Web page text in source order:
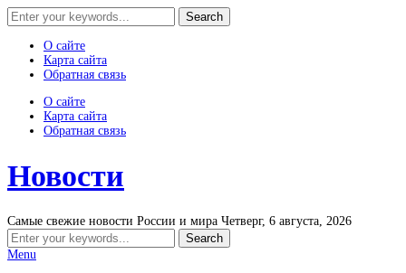
О сайте
Карта сайта
Обратная связь
О сайте
Карта сайта
Обратная связь
Новости
Самые свежие новости России и мира Четверг, 6 августа, 2026
Menu